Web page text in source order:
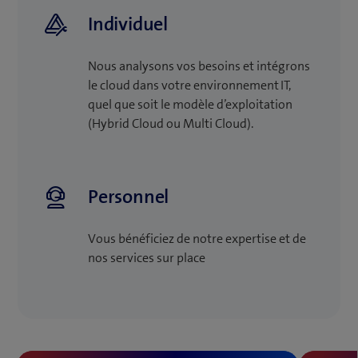
Microsoft).
nouvelle
Compatible: intégrez votre solution IoT
dans le système IT d’entreprise de votre
En savoir plus
Individuel
Nous analysons vos besoins et intégrons
le cloud dans votre environnement IT,
quel que soit le modèle d’exploitation
(Hybrid Cloud ou Multi Cloud).
Personnel
Vous bénéficiez de notre expertise et de
nos services sur place